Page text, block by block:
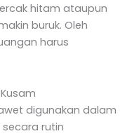
hitam ataupun
buruk. Oleh
harus
digunakan dalam
rutin